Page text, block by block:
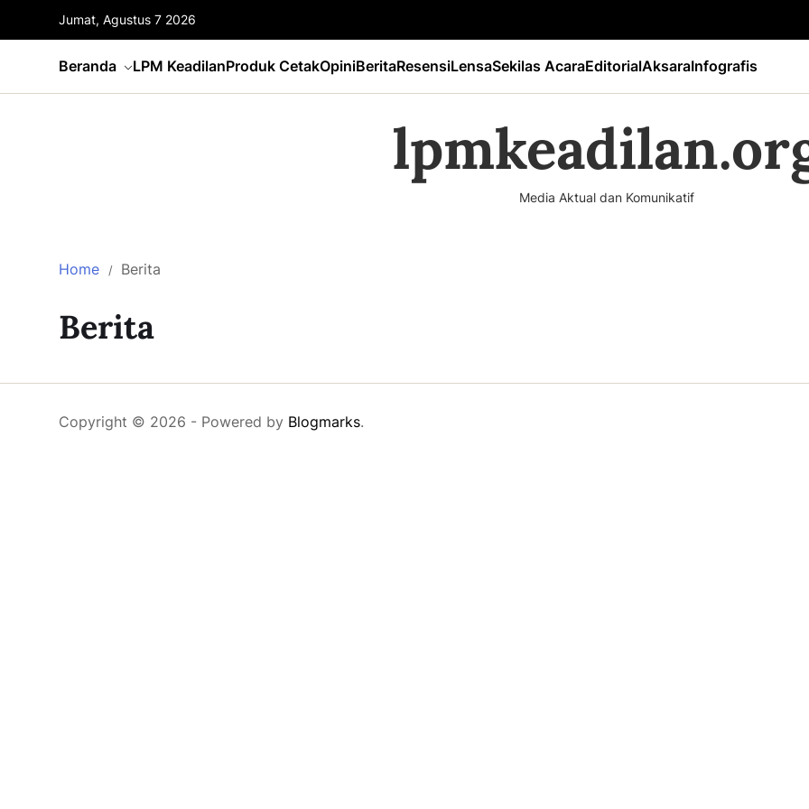
Jumat, Agustus 7 2026
Beranda LPM KeadilanProduk CetakOpiniBeritaResensiLensaSekilas AcaraEditorialAksaraInfografis
Media Aktual dan Komunikatif
Home Berita
Berita
Copyright © 2026 - Powered by Blogmarks.